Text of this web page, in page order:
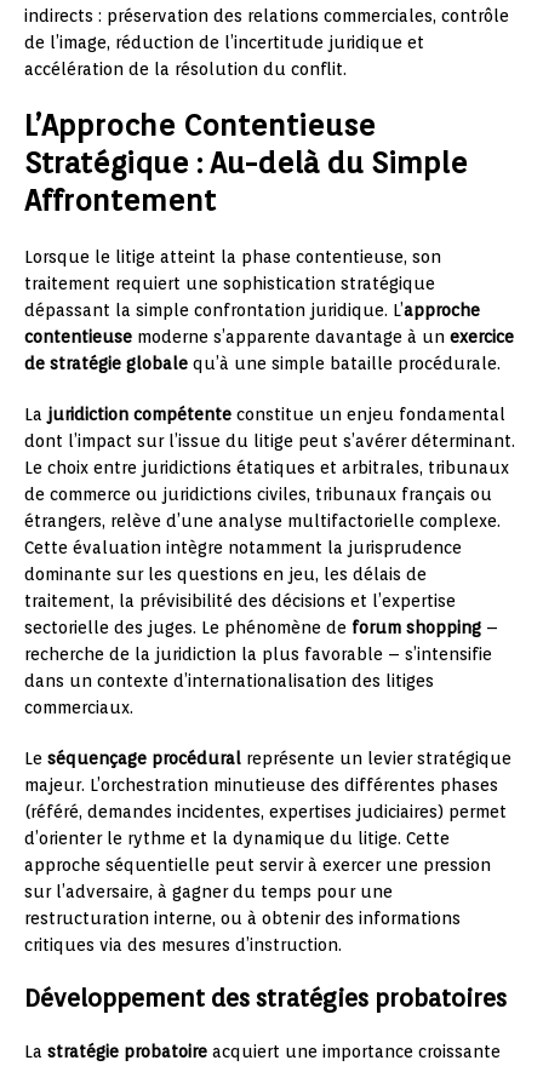
indirects : préservation des relations commerciales, contrôle
de l’image, réduction de l’incertitude juridique et
accélération de la résolution du conflit.
L’Approche Contentieuse
Stratégique : Au-delà du Simple
Affrontement
Lorsque le litige atteint la phase contentieuse, son
traitement requiert une sophistication stratégique
dépassant la simple confrontation juridique. L’approche
contentieuse moderne s’apparente davantage à un exercice
de stratégie globale qu’à une simple bataille procédurale.
La juridiction compétente constitue un enjeu fondamental
dont l’impact sur l’issue du litige peut s’avérer déterminant.
Le choix entre juridictions étatiques et arbitrales, tribunaux
de commerce ou juridictions civiles, tribunaux français ou
étrangers, relève d’une analyse multifactorielle complexe.
Cette évaluation intègre notamment la jurisprudence
dominante sur les questions en jeu, les délais de
traitement, la prévisibilité des décisions et l’expertise
sectorielle des juges. Le phénomène de forum shopping –
recherche de la juridiction la plus favorable – s’intensifie
dans un contexte d’internationalisation des litiges
commerciaux.
Le séquençage procédural représente un levier stratégique
majeur. L’orchestration minutieuse des différentes phases
(référé, demandes incidentes, expertises judiciaires) permet
d’orienter le rythme et la dynamique du litige. Cette
approche séquentielle peut servir à exercer une pression
sur l’adversaire, à gagner du temps pour une
restructuration interne, ou à obtenir des informations
critiques via des mesures d’instruction.
Développement des stratégies probatoires
La stratégie probatoire acquiert une importance croissante